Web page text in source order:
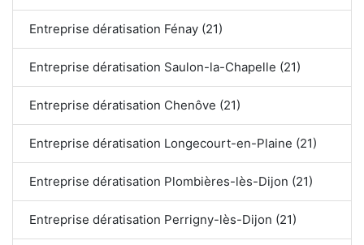
Entreprise dératisation Fénay (21)
Entreprise dératisation Saulon-la-Chapelle (21)
Entreprise dératisation Chenôve (21)
Entreprise dératisation Longecourt-en-Plaine (21)
Entreprise dératisation Plombières-lès-Dijon (21)
Entreprise dératisation Perrigny-lès-Dijon (21)